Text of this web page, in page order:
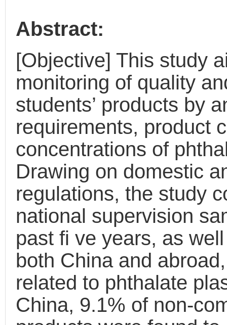
Abstract:
[Objective] This study
monitoring of quality
students’ products by
requirements, product
concentrations of
Drawing on domestic
regulations, the study
national supervision
past fi ve years, as
both China and
related to phthalate
China, 9.1% of non-